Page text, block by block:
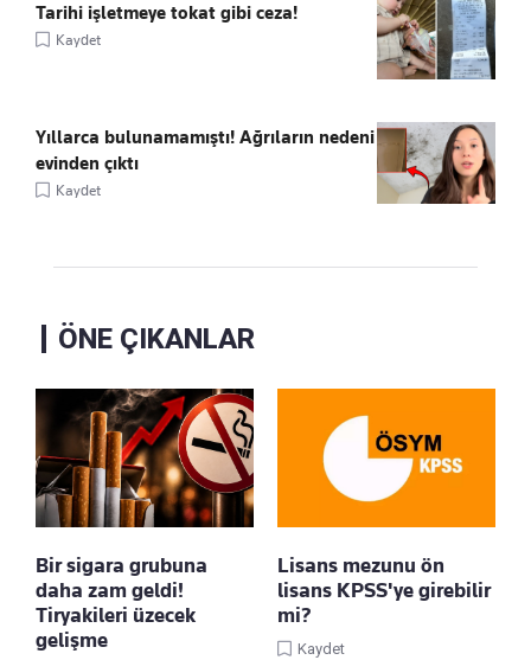
Tarihi işletmeye tokat gibi ceza!
Kaydet
Yıllarca bulunamamıştı! Ağrıların nedeni
evinden çıktı
Kaydet
ÖNE ÇIKANLAR
Bir sigara grubuna
daha zam geldi!
Tiryakileri üzecek
gelişme
Lisans mezunu ön
lisans KPSS'ye girebilir
mi?
Kaydet